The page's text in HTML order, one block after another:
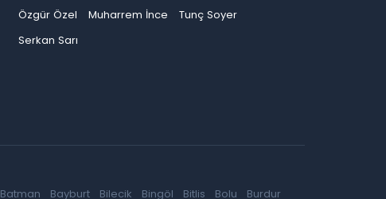
Özgür Özel
Muharrem İnce
Tunç Soyer
Serkan Sarı
Batman Bayburt Bilecik Bingöl Bitlis Bolu Burdur